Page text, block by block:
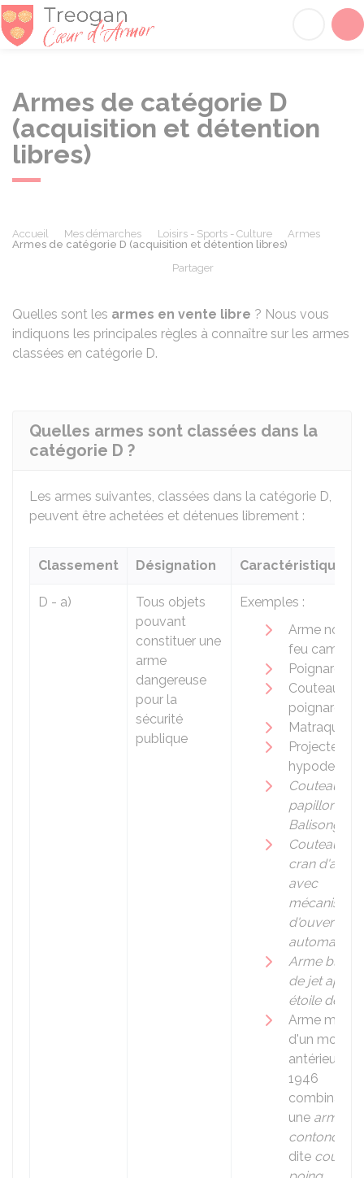
Armes de catégorie D
(acquisition et détention
libres)
Accueil Mes démarches Loisirs - Sports - Culture
Armes
Armes de catégorie D (acquisition et détention libres)
Partager
Quelles sont les armes en vente libre ? Nous vous
indiquons les principales règles à connaître sur les armes
classées en catégorie D.
Quelles armes sont classées dans la
catégorie D ?
Les armes suivantes, classées dans la catégorie D,
peuvent être achetées et détenues librement :
Classement Désignation Caractéristiques
D - a)
Tous objets
pouvant
constituer une
arme
dangereuse
pour la
sécurité
publique
Exemples :
Arme non à
feu
Poignard
Couteau-
poignard
Matraque
Projecteur
Couteau dit
papillon ou
Balisong
Couteau à
cran d'arrêt
avec
mécanisme
d'ouverture
Arme
de jet
étoile de
Arme mixte
d'un modèle
antérieur à
1946
combinant
une arme
contondante
dite coup de